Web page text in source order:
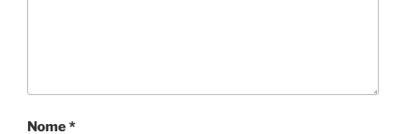
Nome*